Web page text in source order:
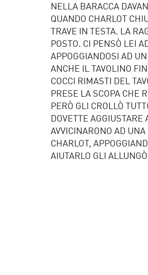
NELLA BARACCA
QUANDO CHARLOT
TRAVE IN TESTA. LA
POSTO. CI PENSÒ LEI
APPOGGIANDOSI AD
ANCHE IL TAVOLINO
COCCI RIMASTI DEL
PRESE LA SCOPA CHE
PERÒ GLI CROLLÒ
DOVETTE AGGIUSTARE
AVVICINARONO AD UNA
CHARLOT,
AIUTARLO GLI